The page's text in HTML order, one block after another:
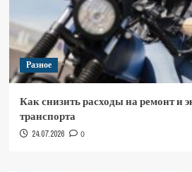
Разное
Как снизить расходы на ремонт и
транспорта
24.07.2026 0